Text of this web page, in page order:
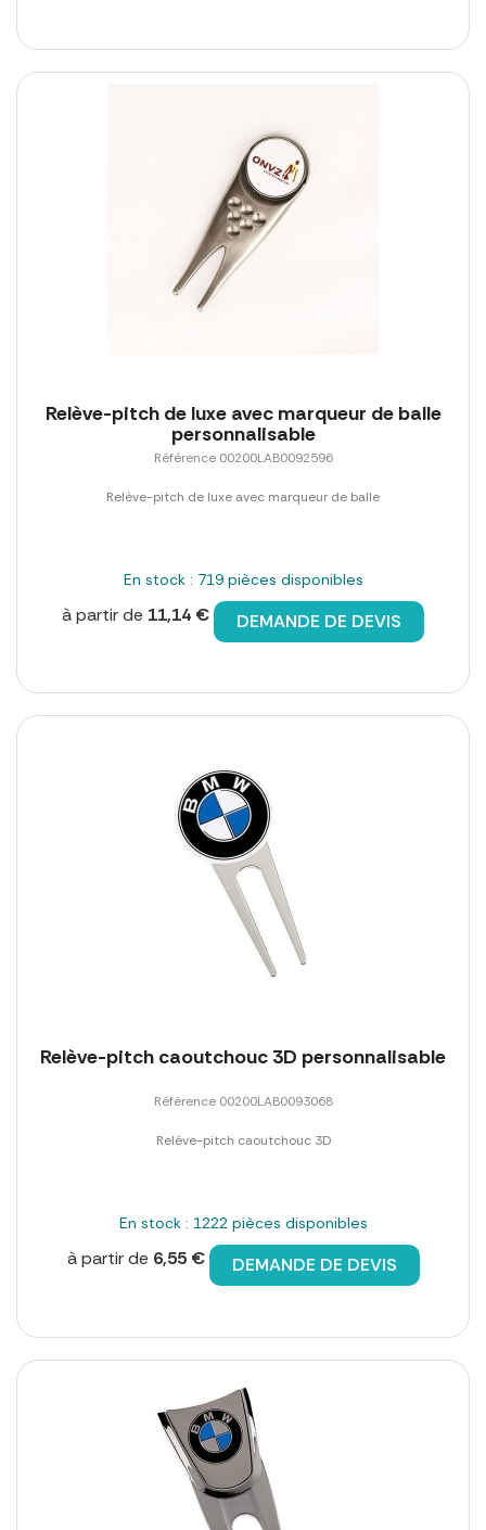
Relève-pitch de luxe avec marqueur de balle
personnalisable
Référence 00200LAB0092596
Relève-pitch de luxe avec marqueur de balle
En stock : 719 pièces disponibles
à partir de 11,14 € DEMANDE DE DEVIS
Relève-pitch caoutchouc 3D personnalisable
Référence 00200LAB0093068
Relève-pitch caoutchouc 3D
En stock : 1222 pièces disponibles
à partir de 6,55 € DEMANDE DE DEVIS